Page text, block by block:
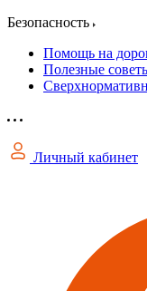
Безопасность
Помощь на
Полезные
Личный кабинет